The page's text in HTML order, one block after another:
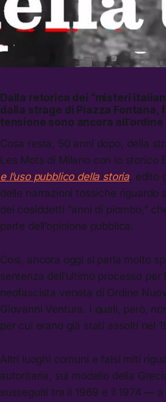
Dalla retorica dei “misteri
dalla strage di Piazza
tensione sono ancora
Cosa resta, 50 anni dopo, della
Les Mots di Milano con lo storico
e l’uso pubblico della storia, edito
delle narrazioni tossiche riguardo
dei cosiddetti “anni di piombo,”
parte dell’opinione pubblica.
Così, ancora oggi si parla molto
sentenza dell’ultimo processo
neofascista veneta di Ordine
Giovanni Ventura. I quali, però,
per cui erano già stati assolti nel
Altri luoghi comuni e falsi miti
autoritaria, sul modello della
susseguiti tra il 1969 e il 1974 —